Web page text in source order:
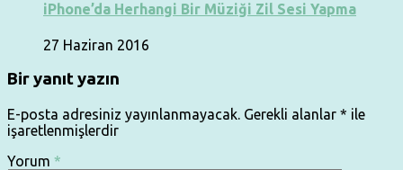
iPhone’da Herhangi Bir Müziği Zil Sesi Yapma
27 Haziran 2016
Bir yanıt yazın
E-posta adresiniz yayınlanmayacak. Gerekli alanlar * ile
işaretlenmişlerdir
Yorum *